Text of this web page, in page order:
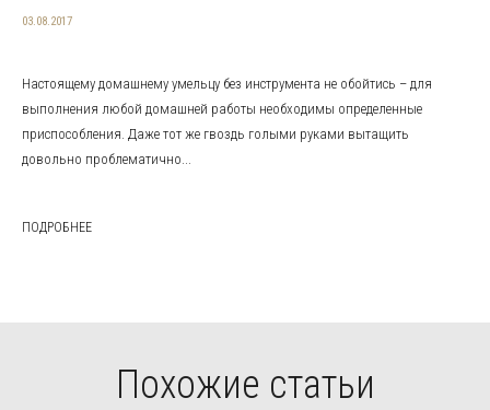
03.08.2017
Настоящему домашнему умельцу без инструмента не обойтись – для
выполнения любой домашней работы необходимы определенные
приспособления. Даже тот же гвоздь голыми руками вытащить
довольно проблематично...
ПОДРОБНЕЕ
Похожие статьи